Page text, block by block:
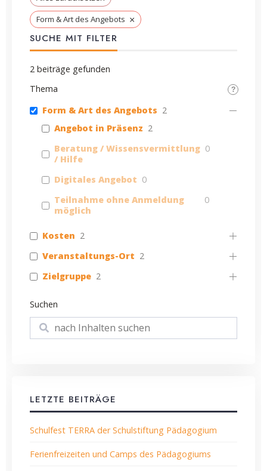
Form & Art des Angebots ×
SUCHE MIT FILTER
2 beiträge gefunden
Thema
Form & Art des Angebots 2
Angebot in Präsenz 2
Beratung / Wissensvermittlung
/ Hilfe
0
Digitales Angebot 0
Teilnahme ohne Anmeldung
möglich
0
Kosten 2
Veranstaltungs-Ort 2
Zielgruppe 2
Suchen
Suchen
LETZTE BEITRÄGE
Schulfest TERRA der Schulstiftung Pädagogium
Ferienfreizeiten und Camps des Pädagogiums